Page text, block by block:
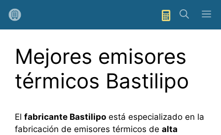
contenido
Mejores emisores
térmicos Bastilipo
El fabricante Bastilipo está especializado en la
fabricación de emisores térmicos de alta